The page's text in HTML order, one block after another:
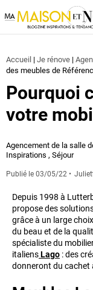
Ma
Accueil | Je rénove |
des meubles de
Pourquoi
votre
Agencement de la salle
Inspirations , Séjour
Publié le 03/05/22
Depuis 1998 à
propose des
grâce à un large
du beau et de la
spécialiste du
italiensLago : des
donneront du cachet